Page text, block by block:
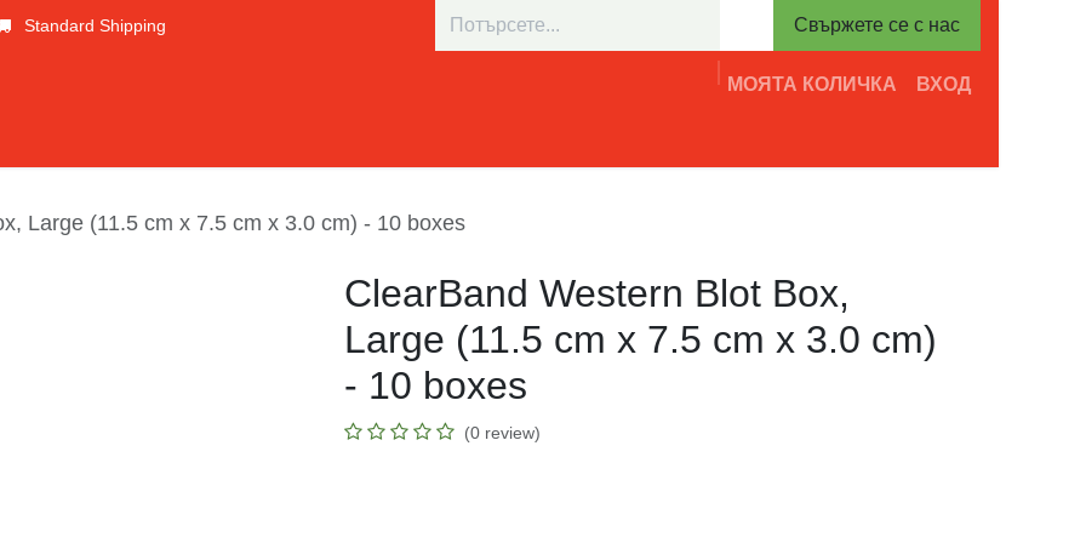
Standard Shipping Свържете се с нас
МОЯТА КОЛИЧКА
ВХОД
Large (11.5 cm x 7.5 cm x 3.0 cm) - 10 boxes
ClearBand Western Blot Box,
Large (11.5 cm x 7.5 cm x 3.0 cm) -
10 boxes
(0 review)